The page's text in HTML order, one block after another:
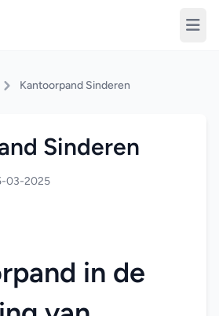
Kantoorpand Sinderen
Sinderen
03-2025
in de